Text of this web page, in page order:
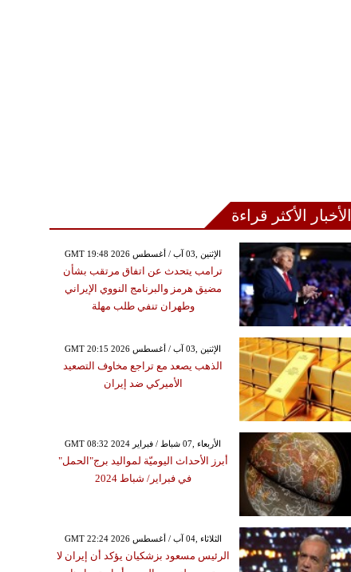
الأخبار الأكثر قراءة
GMT 19:48 2026 الإثنين ,03 آب / أغسطس
ترامب يتحدث عن اتفاق مرتقب بشأن
مضيق هرمز والبرنامج النووي الإيراني
وطهران تنفي طلب مهلة
GMT 20:15 2026 الإثنين ,03 آب / أغسطس
الذهب يصعد مع تراجع مخاوف التصعيد
الأميركي ضد إيران
GMT 08:32 2024 الأربعاء ,07 شباط / فبراير
أبرز الأحداث اليوميّة لمواليد برج"الحمل"
في فبراير/ شباط 2024
GMT 22:24 2026 الثلاثاء ,04 آب / أغسطس
الرئيس مسعود بزشكيان يؤكد أن إيران لا